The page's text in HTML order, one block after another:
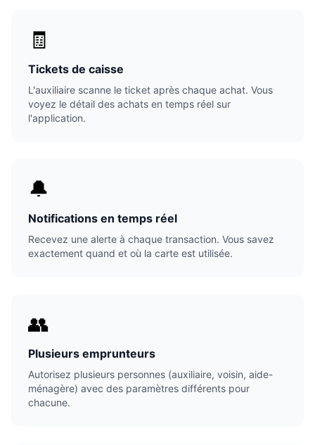
🧾
Tickets de caisse
L'auxiliaire scanne le ticket après chaque achat. Vous
voyez le détail des achats en temps réel sur
l'application.
🔔
Notifications en temps réel
Recevez une alerte à chaque transaction. Vous savez
exactement quand et où la carte est utilisée.
👥
Plusieurs emprunteurs
Autorisez plusieurs personnes (auxiliaire, voisin, aide-
ménagère) avec des paramètres différents pour
chacune.